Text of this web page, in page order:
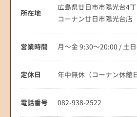
所在地
広島県廿日市市陽光台4
コーナン廿日市陽光台
営業時間 月～金 9:30～20:00 / 土
定休日 年中無休（コーナン休館日
電話番号 082-938-2522